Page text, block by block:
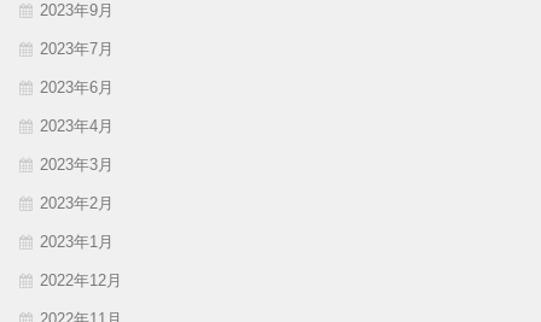
2023年9月
2023年7月
2023年6月
2023年4月
2023年3月
2023年2月
2023年1月
2022年12月